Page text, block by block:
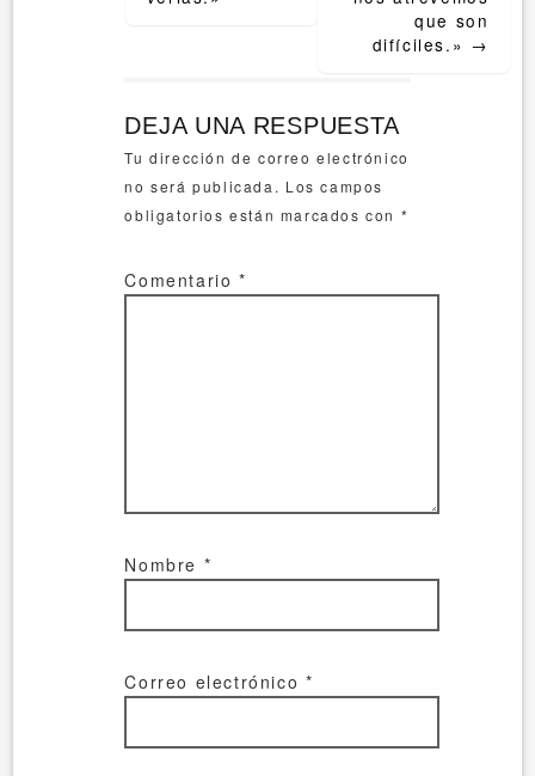
que son
difíciles.» →
DEJA UNA RESPUESTA
Tu dirección de correo electrónico
no será publicada. Los campos
obligatorios están marcados con *
Comentario*
Nombre *
Correo electrónico *